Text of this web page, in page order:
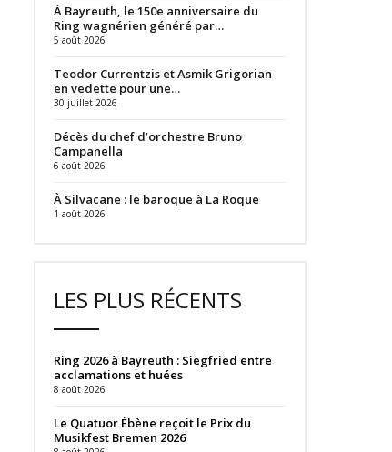
À Bayreuth, le 150e anniversaire du
Ring wagnérien généré par…
5 août 2026
Teodor Currentzis et Asmik Grigorian
en vedette pour une…
30 juillet 2026
Décès du chef d’orchestre Bruno
Campanella
6 août 2026
À Silvacane : le baroque à La Roque
1 août 2026
LES PLUS RÉCENTS
Ring 2026 à Bayreuth : Siegfried entre
acclamations et huées
8 août 2026
Le Quatuor Ébène reçoit le Prix du
Musikfest Bremen 2026